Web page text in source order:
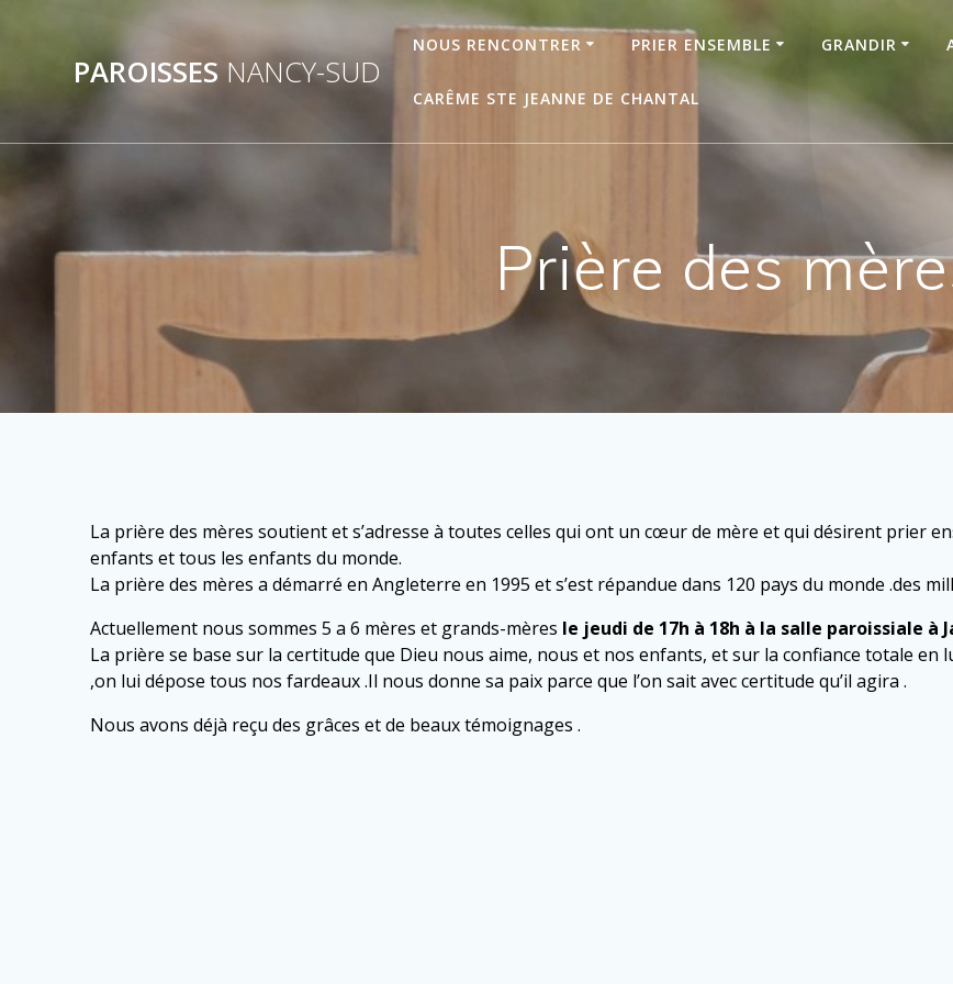
PAROISSES NANCY-SUD
NOUS RENCONTRER PRIER ENSEMBLE GRANDIR
CARÊME STE JEANNE DE CHANTAL
Prière des
La prière des mères soutient et s’adresse à toutes celles qui ont un cœur de mère et qui désirent prier
enfants et tous les enfants du monde.
La prière des mères a démarré en Angleterre en 1995 et s’est répandue dans 120 pays du monde .des
Actuellement nous sommes 5 a 6 mères et grands-mères le jeudi de 17h à 18h à la salle paroissiale à
La prière se base sur la certitude que Dieu nous aime, nous et nos enfants, et sur la confiance totale
,on lui dépose tous nos fardeaux .Il nous donne sa paix parce que l’on sait avec certitude qu’il agira .
Nous avons déjà reçu des grâces et de beaux témoignages .